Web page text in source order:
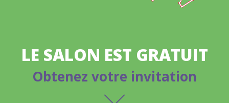
LE SALON EST GRATUIT
Obtenez votre invitation